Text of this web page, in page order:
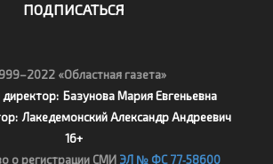
ПОДПИСАТЬСЯ
«Областная газета»
директор: Базунова Мария Евгеньевна
Лакедемонский Александр Андреевич
16+
о регистрации СМИ ЭЛ № ФС 77‑58600